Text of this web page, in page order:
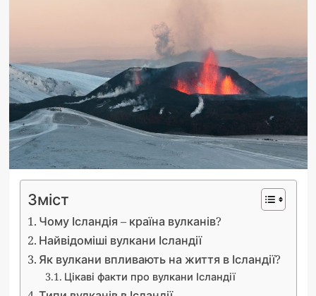
Зміст
Чому Ісландія – країна вулканів?
Найвідоміші вулкани Ісландії
Як вулкани впливають на життя в Ісландії?
Цікаві факти про вулкани Ісландії